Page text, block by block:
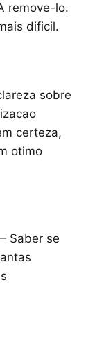
remove-lo.
dificil.
sobre
certeza,
otimo
Saber se